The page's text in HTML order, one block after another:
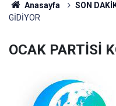
Anasayfa SON
GİDİYOR
OCAK PARTİSİ